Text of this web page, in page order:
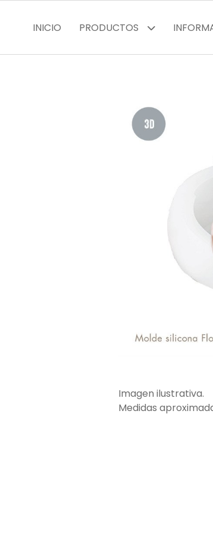
INICIO PRODUCTOS
Imagen ilustrativa.
Medidas